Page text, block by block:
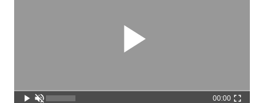
00:00